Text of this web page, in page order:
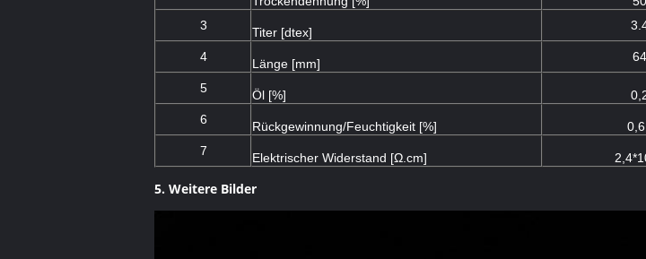
3
Titer [dtex]
4 Länge [mm] 64
5 Öl [%]
6
Rückgewinnung/Feuchtigkeit [%]
7
Elektrischer Widerstand [Ω.cm]
5. Weitere Bilder